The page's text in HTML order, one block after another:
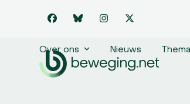
FacebookBlueskyInstagram
Twitter
Over ons Nieuws